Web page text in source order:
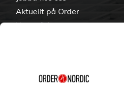
Aktuellt på Order
Varumärken